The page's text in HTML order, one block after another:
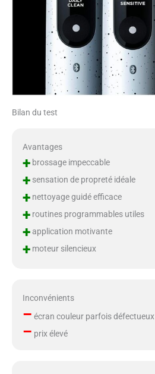
Bilan du test
Avantages
+brossage impeccable
+sensation de propreté idéale
+nettoyage guidé efficace
+routines programmables utiles
+application motivante
+moteur silencieux
Inconvénients
– écran couleur parfois défectueux
– prix élevé